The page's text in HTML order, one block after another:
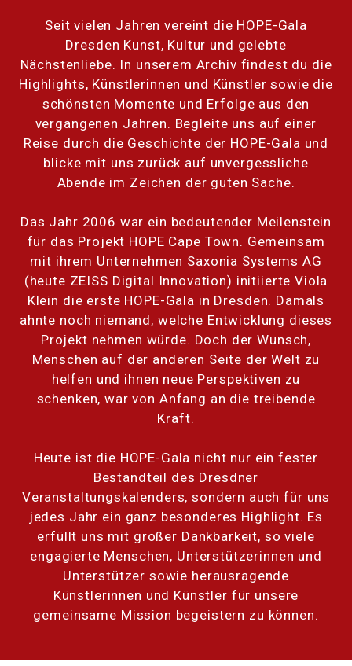
Seit vielen Jahren vereint die HOPE-Gala
Dresden Kunst, Kultur und gelebte
Nächstenliebe. In unserem Archiv findest du die
Highlights, Künstlerinnen und Künstler sowie die
schönsten Momente und Erfolge aus den
vergangenen Jahren. Begleite uns auf einer
Reise durch die Geschichte der HOPE-Gala und
blicke mit uns zurück auf unvergessliche
Abende im Zeichen der guten Sache.
Das Jahr 2006 war ein bedeutender Meilenstein
für das Projekt HOPE Cape Town. Gemeinsam
mit ihrem Unternehmen Saxonia Systems AG
(heute ZEISS Digital Innovation) initiierte Viola
Klein die erste HOPE-Gala in Dresden. Damals
ahnte noch niemand, welche Entwicklung dieses
Projekt nehmen würde. Doch der Wunsch,
Menschen auf der anderen Seite der Welt zu
helfen und ihnen neue Perspektiven zu
schenken, war von Anfang an die treibende
Kraft.
Heute ist die HOPE-Gala nicht nur ein fester
Bestandteil des Dresdner
Veranstaltungskalenders, sondern auch für uns
jedes Jahr ein ganz besonderes Highlight. Es
erfüllt uns mit großer Dankbarkeit, so viele
engagierte Menschen, Unterstützerinnen und
Unterstützer sowie herausragende
Künstlerinnen und Künstler für unsere
gemeinsame Mission begeistern zu können.